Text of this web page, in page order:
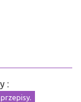
:
przepisy.